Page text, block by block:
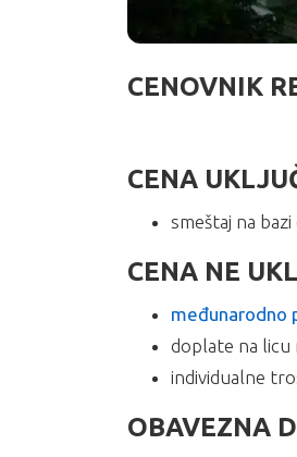
CENOVNIK
CENA
smeštaj na
CENA NE
međunarodno
doplate na licu
individualne
OBAVEZNA